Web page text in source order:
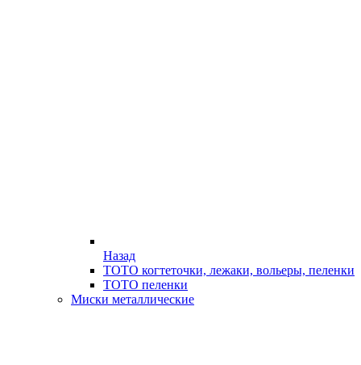
Назад
ТОТО когтеточки, лежаки, вольеры, пеленки
ТОТО пеленки
Миски металлические